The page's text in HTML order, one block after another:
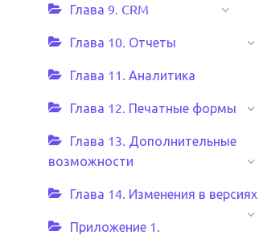
Глава 9. CRM
Глава 10. Отчеты
Глава 11. Аналитика
Глава 12. Печатные формы
Глава 13. Дополнительные
возможности
Глава 14. Изменения в версиях
Приложение 1.